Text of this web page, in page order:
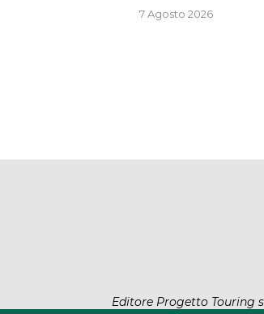
7 Agosto 2026
Editore Progetto Touring